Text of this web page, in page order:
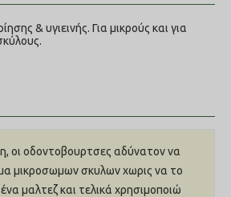
& υγιεινής. Για μικρούς και για
οι οδοντοβουρτσες αδύνατον να
μικροσωμων σκυλων χωρις να το
μαλτεζ και τελικά χρησιμοποιώ